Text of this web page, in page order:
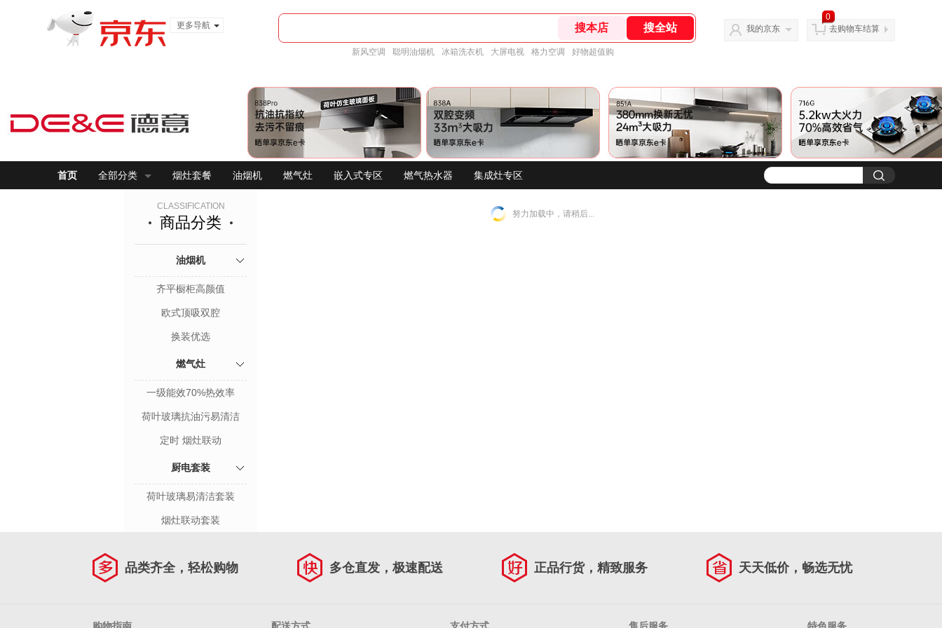
更多导航
新风空调 聪明油烟机 冰箱洗衣机 大屏电视 格力空调 好物超值购
我的京东
0
去购物车结算
首页 全部分类 烟灶套餐 油烟机 燃气灶 嵌入式专区 燃气热水器 集成灶专区
CLASSIFICATION
商品分类
油烟机
齐平橱柜高颜值
欧式顶吸双腔
换装优选
燃气灶
一级能效70%热效率
荷叶玻璃抗油污易清洁
定时 烟灶联动
厨电套装
荷叶玻璃易清洁套装
烟灶联动套装
努力加载中，请稍后...
品类齐全，轻松购物 多仓直发，极速配送 正品行货，精致服务 天天低价，畅选无忧